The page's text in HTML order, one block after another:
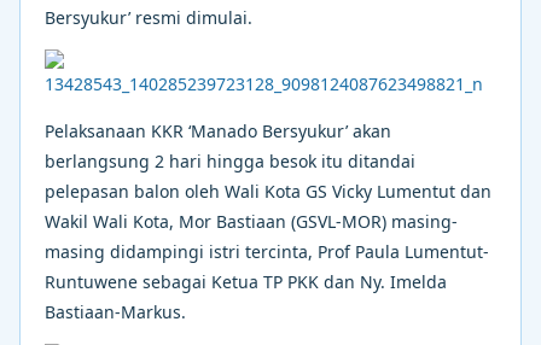
Bersyukur’ resmi dimulai.
Pelaksanaan KKR ‘Manado Bersyukur’ akan
berlangsung 2 hari hingga besok itu ditandai
pelepasan balon oleh Wali Kota GS Vicky Lumentut dan
Wakil Wali Kota, Mor Bastiaan (GSVL-MOR) masing-
masing didampingi istri tercinta, Prof Paula Lumentut-
Runtuwene sebagai Ketua TP PKK dan Ny. Imelda
Bastiaan-Markus.